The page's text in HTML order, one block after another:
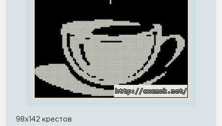
98x142 крестов